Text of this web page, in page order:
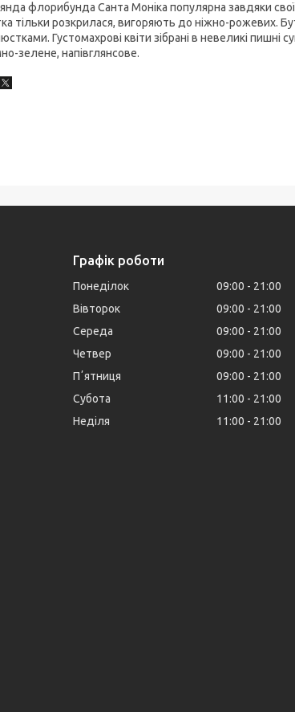
флорибунда Санта Моніка популярна завдяки
тільки розкрилася, вигоряють до ніжно-рожевих.
Густомахрові квіти зібрані в невеликі пишні
зелене, напівглянсове.
Графік роботи
Понеділок 09:00
21:00
Вівторок
09:00
21:00
Середа
09:00
21:00
Четвер
09:00
21:00
Пʼятниця
09:00
21:00
Субота
11:00
21:00
Неділя
11:00 21:00